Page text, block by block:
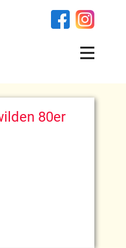
80er